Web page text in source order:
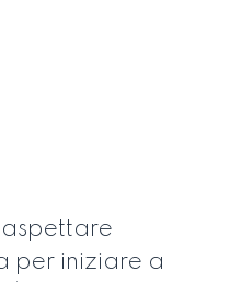
aspettare
per iniziare a